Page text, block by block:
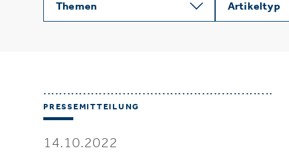
Themen Artikeltyp
PRESSEMITTEILUNG
14.10.2022